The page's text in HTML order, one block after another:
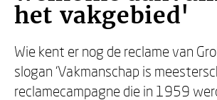
het vakgebied'
Wie kent er nog de reclame van
slogan ‘Vakmanschap is
reclamecampagne die in 1959